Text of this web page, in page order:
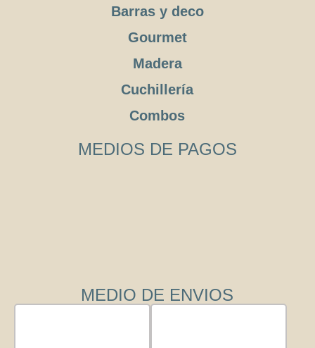
Barras y deco
Gourmet
Madera
Cuchillería
Combos
MEDIOS DE PAGOS
MEDIO DE ENVIOS